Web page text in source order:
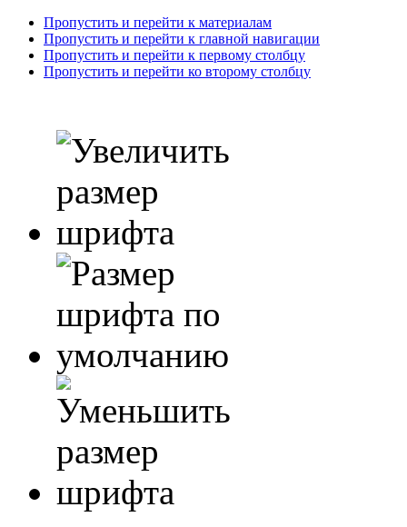
Пропустить и перейти к материалам
Пропустить и перейти к главной навигации
Пропустить и перейти к первому столбцу
Пропустить и перейти ко второму столбцу